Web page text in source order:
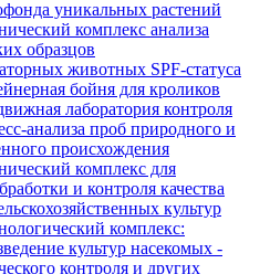
уникальных растений
комплекс анализа
образцов
животных SPF-статуса
бойня для кроликов
лаборатория контроля
анализа проб природного и
происхождения
комплекс для
и контроля качества
культур
комплекс:
культур насекомых -
контроля и других